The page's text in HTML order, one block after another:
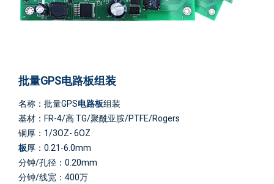
批量GPS电路板组装
名称：批量GPS电路板组装
基材：FR-4/高 TG/聚酰亚胺/PTFE/Rogers
铜厚：1/3OZ- 6OZ
板厚：0.21-6.0mm
分钟/孔径：0.20mm
分钟/线宽：400万